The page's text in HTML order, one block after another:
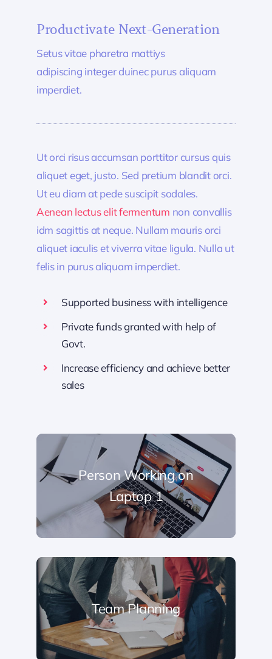
Productivate Next-Generation
Setus vitae pharetra mattiys
adipiscing integer duinec purus aliquam
imperdiet.
Ut orci risus accumsan porttitor cursus quis
aliquet eget, justo. Sed pretium blandit orci.
Ut eu diam at pede suscipit sodales.
Aenean lectus elit fermentum non convallis
idm sagittis at neque. Nullam mauris orci
aliquet iaculis et viverra vitae ligula. Nulla ut
felis in purus aliquam imperdiet.
Supported business with intelligence
Private funds granted with help of
Govt.
Increase efficiency and achieve better
sales
Person Working on
Laptop 1
Team Planning